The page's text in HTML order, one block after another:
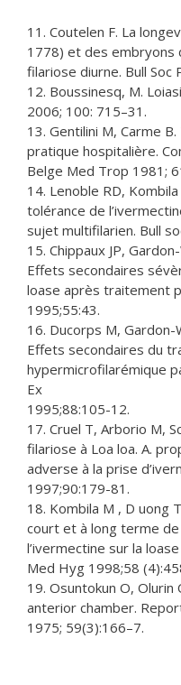
11. Coutelen F. La
1778) et des embryons
filariose diurne. Bull
12. Boussinesq, M.
2006; 100: 715–31.
13. Gentilini M, Carme
pratique hospitalière.
Belge Med Trop 1981;
14. Lenoble RD,
tolérance de
sujet multifilarien. Bull
15. Chippaux JP,
Effets secondaires
loase après traitement
1995;55:43.
16. Ducorps M, Gardon-
Effets secondaires du
hypermicrofilarémique
Ex
1995;88:105-12.
17. Cruel T, Arborio M,
filariose à Loa loa. A.
adverse à la prise
1997;90:179-81.
18. Kombila M , D uong
court et à long terme
l’ivermectine sur la
Med Hyg 1998;58
19. Osuntokun O, Olurin
anterior chamber.
1975; 59(3):166–7.